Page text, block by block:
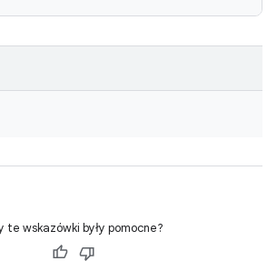
te wskazówki były pomocne?